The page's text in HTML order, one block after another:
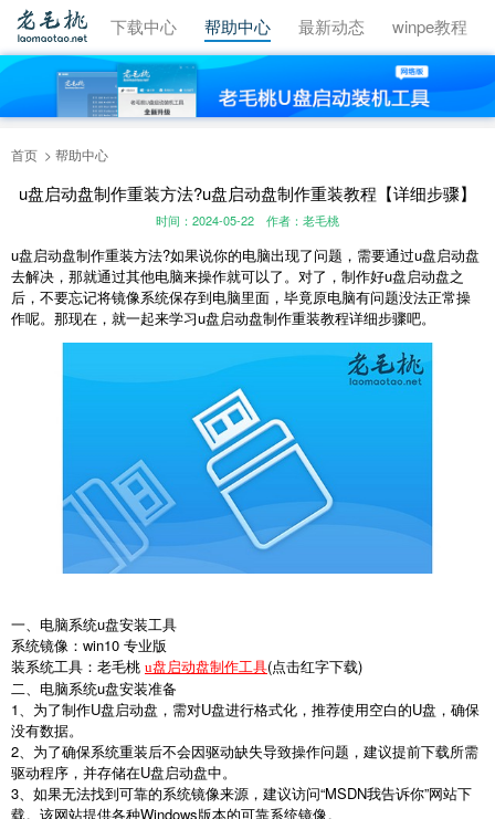
视频教程 下载中心 帮助中心 最新动态 winpe教程
首页 帮助中心
u盘启动盘制作重装方法?u盘启动盘制作重装教程【详细步骤】
时间：2024-05-22 作者：老毛桃
u盘启动盘制作重装方法?如果说你的电脑出现了问题，需要通过u盘启动盘
去解决，那就通过其他电脑来操作就可以了。对了，制作好u盘启动盘之
后，不要忘记将镜像系统保存到电脑里面，毕竟原电脑有问题没法正常操
作呢。那现在，就一起来学习u盘启动盘制作重装教程详细步骤吧。
一、电脑系统u盘安装工具
系统镜像： win10 专业版
装系统工具：老毛桃 u盘启动盘制作工具(点击红字下载)
二、电脑系统u盘安装准备
1、为了制作U盘启动盘，需对U盘进行格式化，推荐使用空白的U盘，确保
没有数据。
2、为了确保系统重装后不会因驱动缺失导致操作问题，建议提前下载所需
驱动程序，并存储在U盘启动盘中。
3、如果无法找到可靠的系统镜像来源，建议访问“MSDN我告诉你”网站下
载。该网站提供各种Windows版本的可靠系统镜像。